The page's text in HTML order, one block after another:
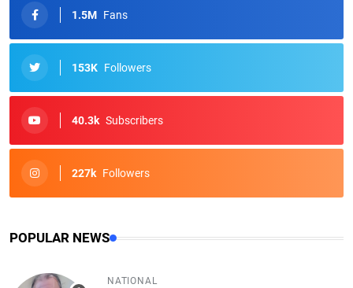
1.5M Fans
153K Followers
40.3k Subscribers
227k Followers
POPULAR NEWS
NATIONAL